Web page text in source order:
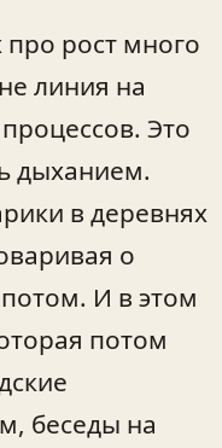
рост много
линия на
Это
дыханием.
в деревнях
о
И в этом
потом
беседы на